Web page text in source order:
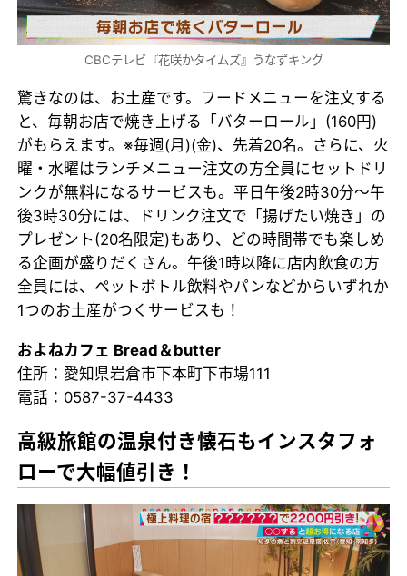
CBCテレビ『花咲かタイムズ』うなずキング
驚きなのは、お土産です。フードメニューを注文する
と、毎朝お店で焼き上げる「バターロール」(160円)
がもらえます。※毎週(月)(金)、先着20名。さらに、火
曜・水曜はランチメニュー注文の方全員にセットドリ
ンクが無料になるサービスも。平日午後2時30分～午
後3時30分には、ドリンク注文で「揚げたい焼き」の
プレゼント(20名限定)もあり、どの時間帯でも楽しめ
る企画が盛りだくさん。午後1時以降に店内飲食の方
全員には、ペットボトル飲料やパンなどからいずれか
1つのお土産がつくサービスも！
およねカフェ Bread＆butter
住所：愛知県岩倉市下本町下市場111
電話：0587-37-4433
高級旅館の温泉付き懐石もインスタフォ
ローで大幅値引き！